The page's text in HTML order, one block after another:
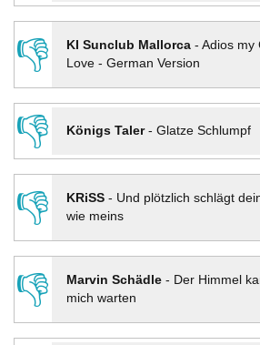
👎
KI Sunclub Mallorca- Adios my
Love - German Version
👎
Königs Taler- Glatze Schlumpf
👎
KRiSS- Und plötzlich schlägt
wie meins
👎 Marvin Schädle- Der Himmel
mich warten